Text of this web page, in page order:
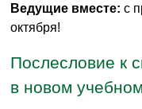
Ведущие вместе: с
октября!
Послесловие к
в новом